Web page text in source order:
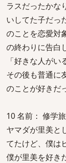
ラスだったかな
いしてた子だっ
のことを恋愛対
の終わりに告白
「好きな人が
その後も普通に
のことが好きだ
10 名前： 修学
ヤマダが里美と
てたけど、僕は
僕が里美を好き